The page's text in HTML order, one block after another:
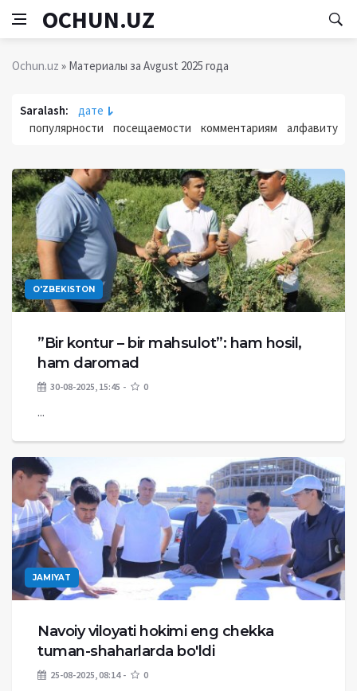
OCHUN.UZ
Ochun.uz » Материалы за Avgust 2025 года
Saralash:
дате
популярности
посещаемости комментариям алфавиту
O'ZBEKISTON
”Bir kontur – bir mahsulot”: ham hosil,
ham daromad
30-08-2025, 15:45 0
...
JAMIYAT
Navoiy viloyati hokimi eng chekka
tuman-shaharlarda bo'ldi
25-08-2025, 08:14 0